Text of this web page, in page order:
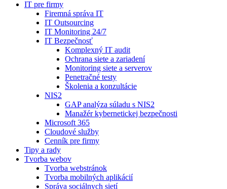
IT pre firmy
Firemná správa IT
IT Outsourcing
IT Monitoring 24/7
IT Bezpečnosť
Komplexný IT audit
Ochrana siete a zariadení
Monitoring siete a serverov
Penetračné testy
Školenia a konzultácie
NIS2
GAP analýza súladu s NIS2
Manažér kybernetickej bezpečnosti
Microsoft 365
Cloudové služby
Cenník pre firmy
Tipy a rady
Tvorba webov
Tvorba webstránok
Tvorba mobilných aplikácií
Správa sociálnych sietí